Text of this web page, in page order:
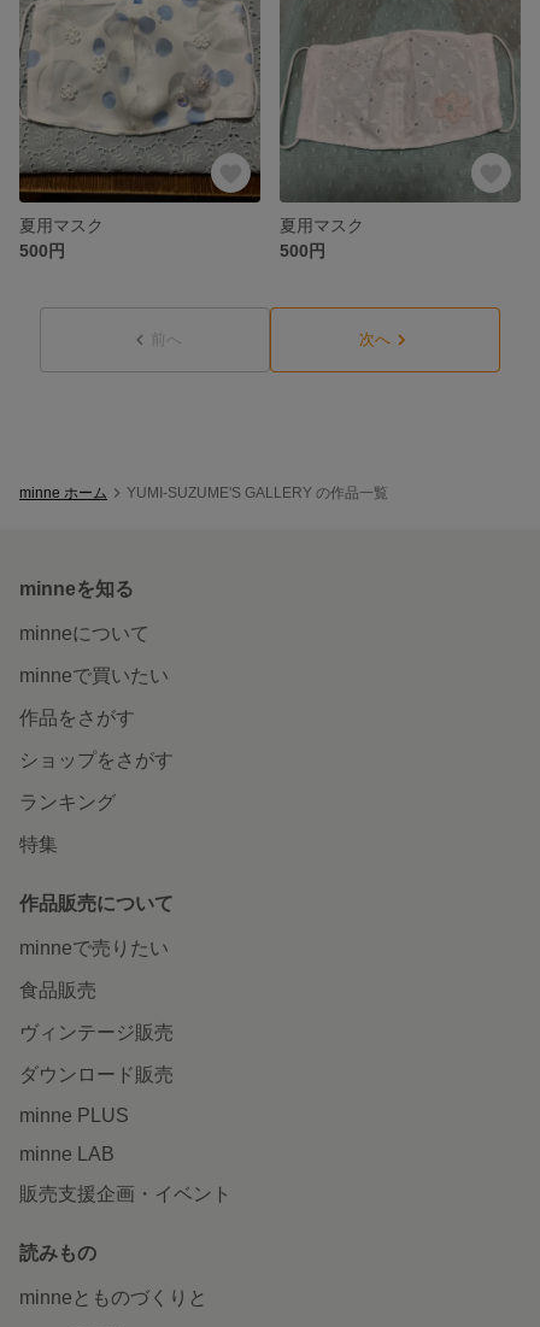
夏用マスク
500円
夏用マスク
500円
前へ 次へ
minne ホーム YUMI-SUZUME'S GALLERY の作品一覧
minneを知る
minneについて
minneで買いたい
作品をさがす
ショップをさがす
ランキング
特集
作品販売について
minneで売りたい
食品販売
ヴィンテージ販売
ダウンロード販売
minne PLUS
minne LAB
販売支援企画・イベント
読みもの
minneとものづくりと